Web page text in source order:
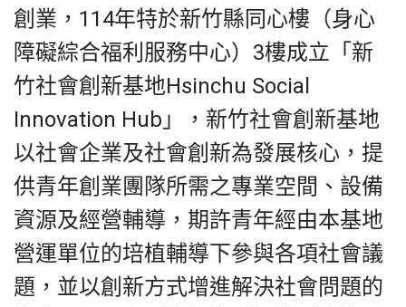
創業，114年特於新竹縣同心樓（身心
障礙綜合福利服務中心）3樓成立「新
竹社會創新基地Hsinchu Social
Innovation Hub」， 新竹社會創新基地
以社會企業及社會創新為發展核心，提
供青年創業團隊所需之專業空間、設備
資源及經營輔導，期許青年經由本基地
營運單位的培植輔導下參與各項社會議
題，並以創新方式增進解決社會問題的